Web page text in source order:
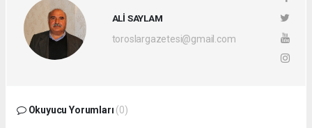
ALİ SAYLAM
toroslargazetesi@gmail.com
Okuyucu Yorumları (0)